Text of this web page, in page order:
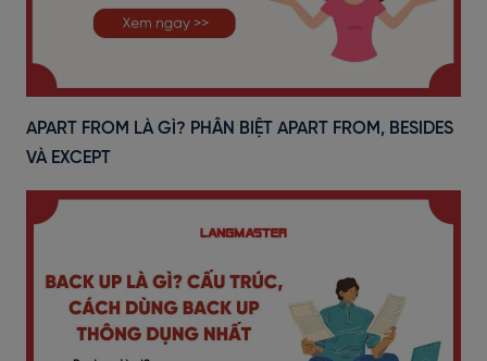
APART FROM LÀ GÌ? PHÂN BIỆT APART FROM, BESIDES
VÀ EXCEPT